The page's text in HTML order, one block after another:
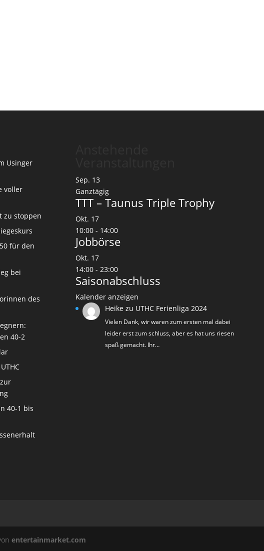
Usinger
voller
zu stoppen
für den
bei
des
40-2
40-1 bis
Sep. 13
Ganztägig
TTT – Taunus Triple Trophy
Okt. 17
10:00- 14:00
Jobbörse
Okt. 17
14:00- 23:00
Saisonabschluss
Kalender anzeigen
Heike zu UTHC Ferienliga 2024
Vielen Dank, wir waren zum ersten mal dabei
leider erst zum schluss, aber es hat uns riesen
spaß gemacht. Ihr…
entertainmarket.com